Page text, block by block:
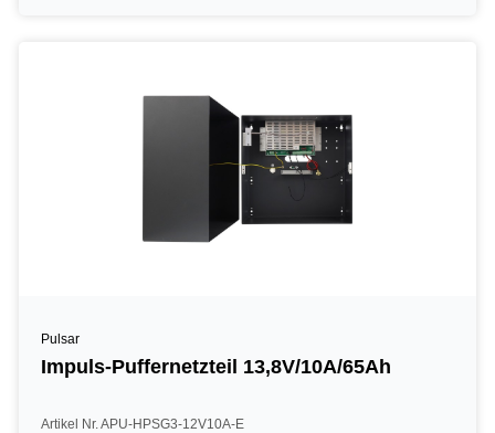
Pulsar
Impuls-Puffernetzteil 13,8V/10A/65Ah
Artikel Nr. APU-HPSG3-12V10A-E